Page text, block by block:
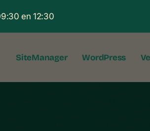
en 12:30
SiteManager WordPress